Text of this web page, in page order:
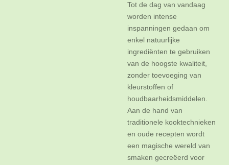
Tot de dag van vandaag
worden intense
inspanningen gedaan om
enkel natuurlijke
ingrediënten te gebruiken
van de hoogste kwaliteit,
zonder toevoeging van
kleurstoffen of
houdbaarheidsmiddelen.
Aan de hand van
traditionele kooktechnieken
en oude recepten wordt
een magische wereld van
smaken gecreëerd voor